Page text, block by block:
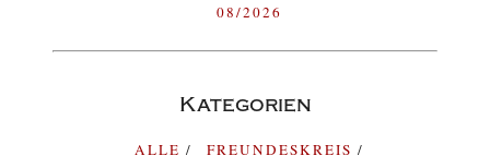
08/2026
Kategorien
ALLE
FREUNDESKREIS